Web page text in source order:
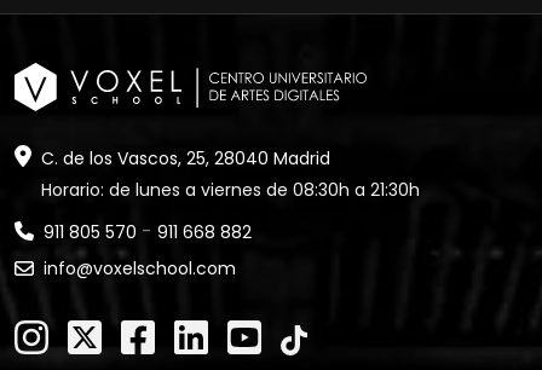
C. de los Vascos, 25, 28040 Madrid
Horario: de lunes a viernes de 08:30h a 21:30h
911 805 570 - 911 668 882
info@voxelschool.com